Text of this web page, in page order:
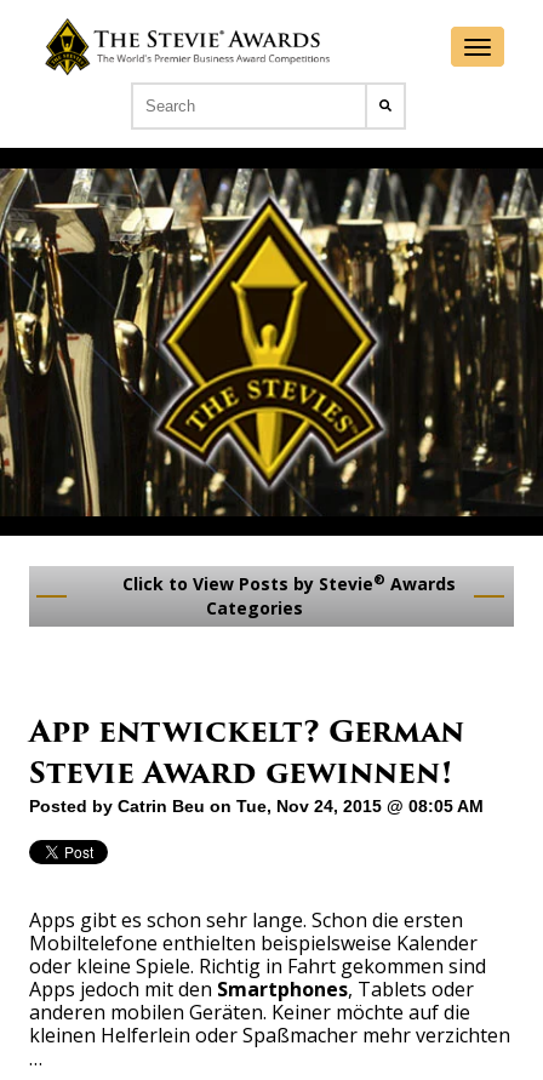
Click to View Posts by Stevie® Awards
Categories
App entwickelt? German
Stevie Award gewinnen!
Posted by Catrin Beu on Tue, Nov 24, 2015 @ 08:05 AM
Apps gibt es schon sehr lange. Schon die ersten
Mobiltelefone enthielten beispielsweise Kalender
oder kleine Spiele. Richtig in Fahrt gekommen sind
Apps jedoch mit den Smartphones, Tablets oder
anderen mobilen Geräten. Keiner möchte auf die
kleinen Helferlein oder Spaßmacher mehr verzichten
…